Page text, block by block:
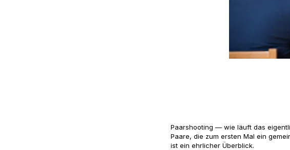
Paarshooting — wie läuft das
Paare, die zum ersten Mal ein
ist ein ehrlicher Überblick.